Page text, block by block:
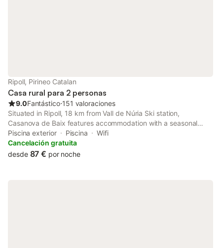
Ripoll, Pirineo Catalan
Casa rural para 2 personas
9.0Fantástico⋅151 valoraciones
Situated in Ripoll, 18 km from Vall de Núria Ski station,
Casanova de Baix features accommodation with a seasonal
outdoor swimming pool, free private parking, a garden and a
tennis court.
Piscina exterior Piscina
Wifi
Cancelación gratuita
desde 87 € por noche